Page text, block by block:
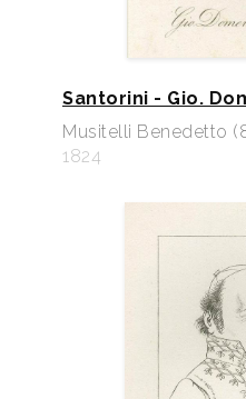
Santorini - Gio.
Musitelli Benedetto
1824